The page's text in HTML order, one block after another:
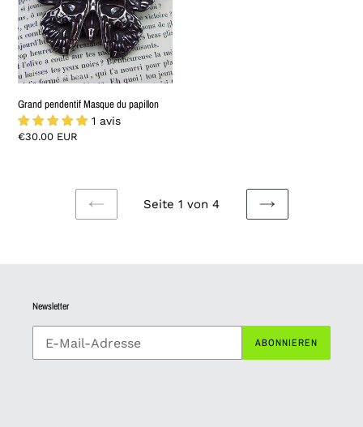
papillon
Grand pendentif Masque du papillon
1 avis
Normaler
€30.00 EUR
VORHERIGE
Seite 1 von 4
NÄCHSTE
Newsletter
ABONNIEREN